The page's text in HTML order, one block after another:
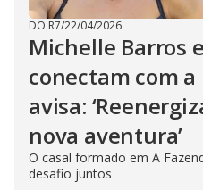
DO R7/22/04/2026
Michelle Barros
conectam com
avisa:
nova aventura’
O casal formado em A
desafio juntos